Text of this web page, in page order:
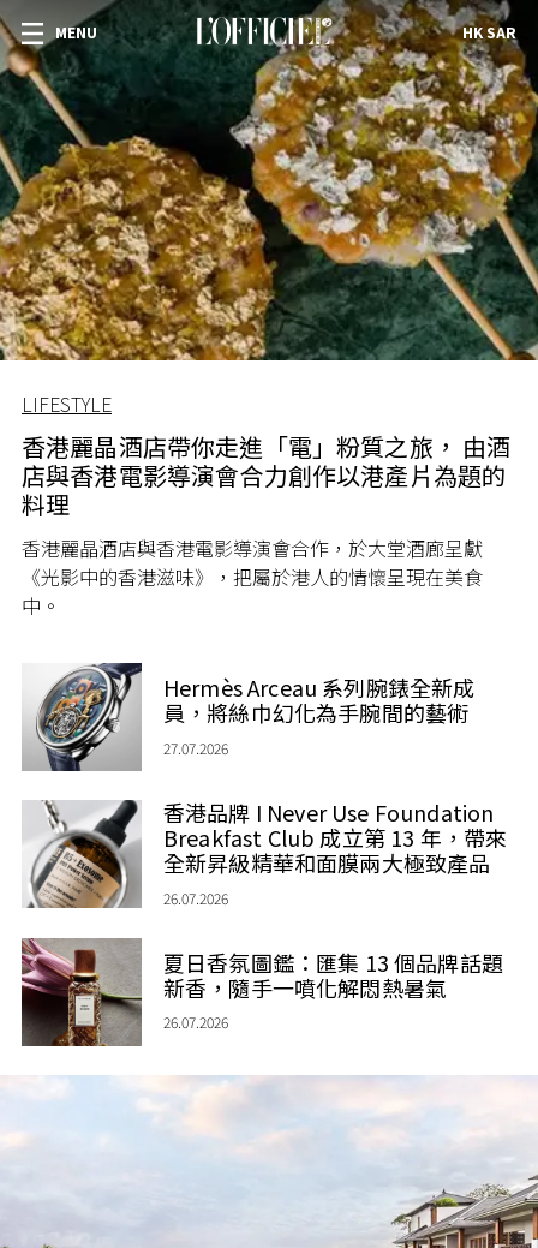
MENU HK SAR
LIFESTYLE
香港麗晶酒店帶你走進「電」粉質之旅， 由酒
店與香港電影導演會合力創作以港產片為題的
料理
香港麗晶酒店與香港電影導演會合作，於大堂酒廊呈獻
《光影中的香港滋味》，把屬於港人的情懷呈現在美食
中。
Hermès Arceau 系列腕錶全新成
員，將絲巾幻化為手腕間的藝術
27.07.2026
香港品牌 I Never Use Foundation
Breakfast Club 成立第 13 年，帶來
全新昇級精華和面膜兩大極致產品
26.07.2026
夏日香氛圖鑑：匯集 13 個品牌話題
新香，隨手一噴化解悶熱暑氣
26.07.2026